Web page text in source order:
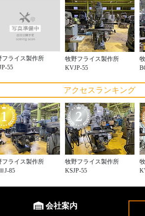
フライス製作所
55
牧野フライス製作所
KVJP-55
アクセスランキング
フライス製作所
85
牧野フライス製作所
KSJP-55
会社案内